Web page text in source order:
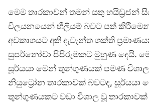
මෙම තාරකාවන් තමන් සතු හයිඩ්‍රජන්
විලයනයෙන් හීලියම් බවට පත්
අවකාශයට අති දැවැන්ත ශක්ති
සුපර්නෝවා පිපිරුමකට මුහුණ දෙයි.
සූර්යයා මෙන් තුන්ගුණයක් පමණ විශාල
නියුට්‍රෝන තාරකාවක් බවටද, සූර්යයා
තුන්ගුණයකට වඩා විශාල වූ